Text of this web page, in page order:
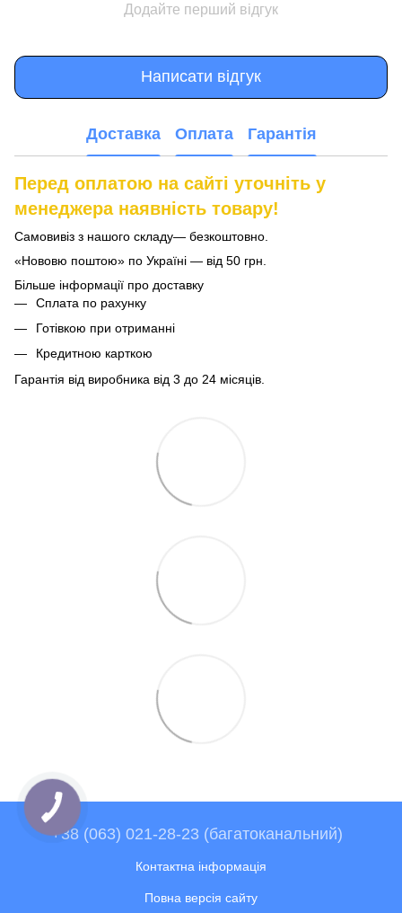
Додайте перший відгук
Написати відгук
Доставка Оплата Гарантія
Перед оплатою на сайті уточніть у
менеджера наявність товару!
Самовивіз з нашого складу— безкоштовно.
«Нововю поштою» по Україні — від 50 грн.
Більше інформації про доставку
Сплата по рахунку
Готівкою при отриманні
Кредитною карткою
Гарантія від виробника від 3 до 24 місяців.
+38 (063) 021-28-23 (багатоканальний)
Контактна інформація
Повна версія сайту